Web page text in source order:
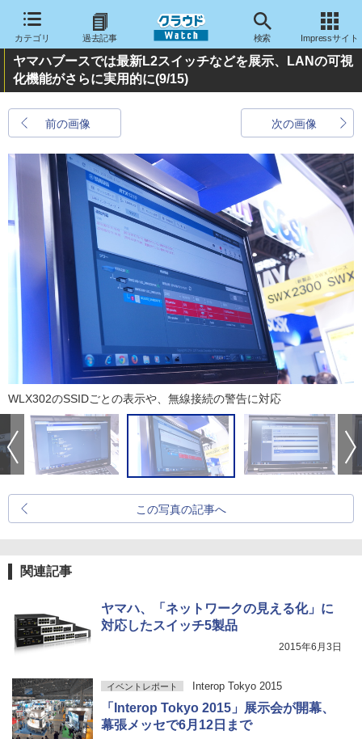
カテゴリ 過去記事 検索 Impressサイト
ヤマハブースでは最新L2スイッチなどを展示、LANの可視
化機能がさらに実用的に(9/15)
前の画像 次の画像
WLX302のSSIDごとの表示や、無線接続の警告に対応
この写真の記事へ
関連記事
ヤマハ、「ネットワークの見える化」に
対応したスイッチ5製品
2015年6月3日
イベントレポート Interop Tokyo 2015
「Interop Tokyo 2015」展示会が開幕、
幕張メッセで6月12日まで